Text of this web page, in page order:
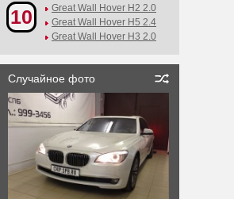
10
Great Wall Hover H2 2.0
Great Wall Hover H5 2.4
Great Wall Hover H3 2.0
Случайное фото